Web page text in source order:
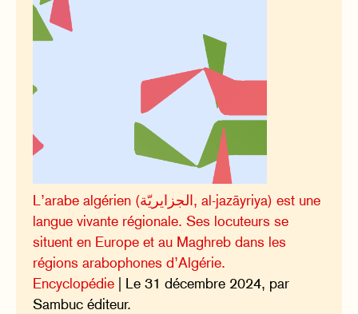
L’arabe algérien (الجزايريّة, al-jazāyriya) est une
langue vivante régionale. Ses locuteurs se
situent en Europe et au Maghreb dans les
régions arabophones d’Algérie.
Encyclopédie | Le 31 décembre 2024, par
Sambuc éditeur.